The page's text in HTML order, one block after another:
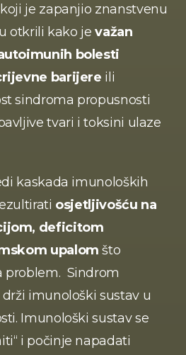
je zapanjio znanstvenu
otkrili kako je važan
bolesti
barijere ili
sindroma propusnosti
tvari i toksini ulaze
kaskada imunoloških
osjetljivošću na
deficitom
upalom što
Sindrom
imunološki sustav u
Imunološki sustav se
i počinje napadati